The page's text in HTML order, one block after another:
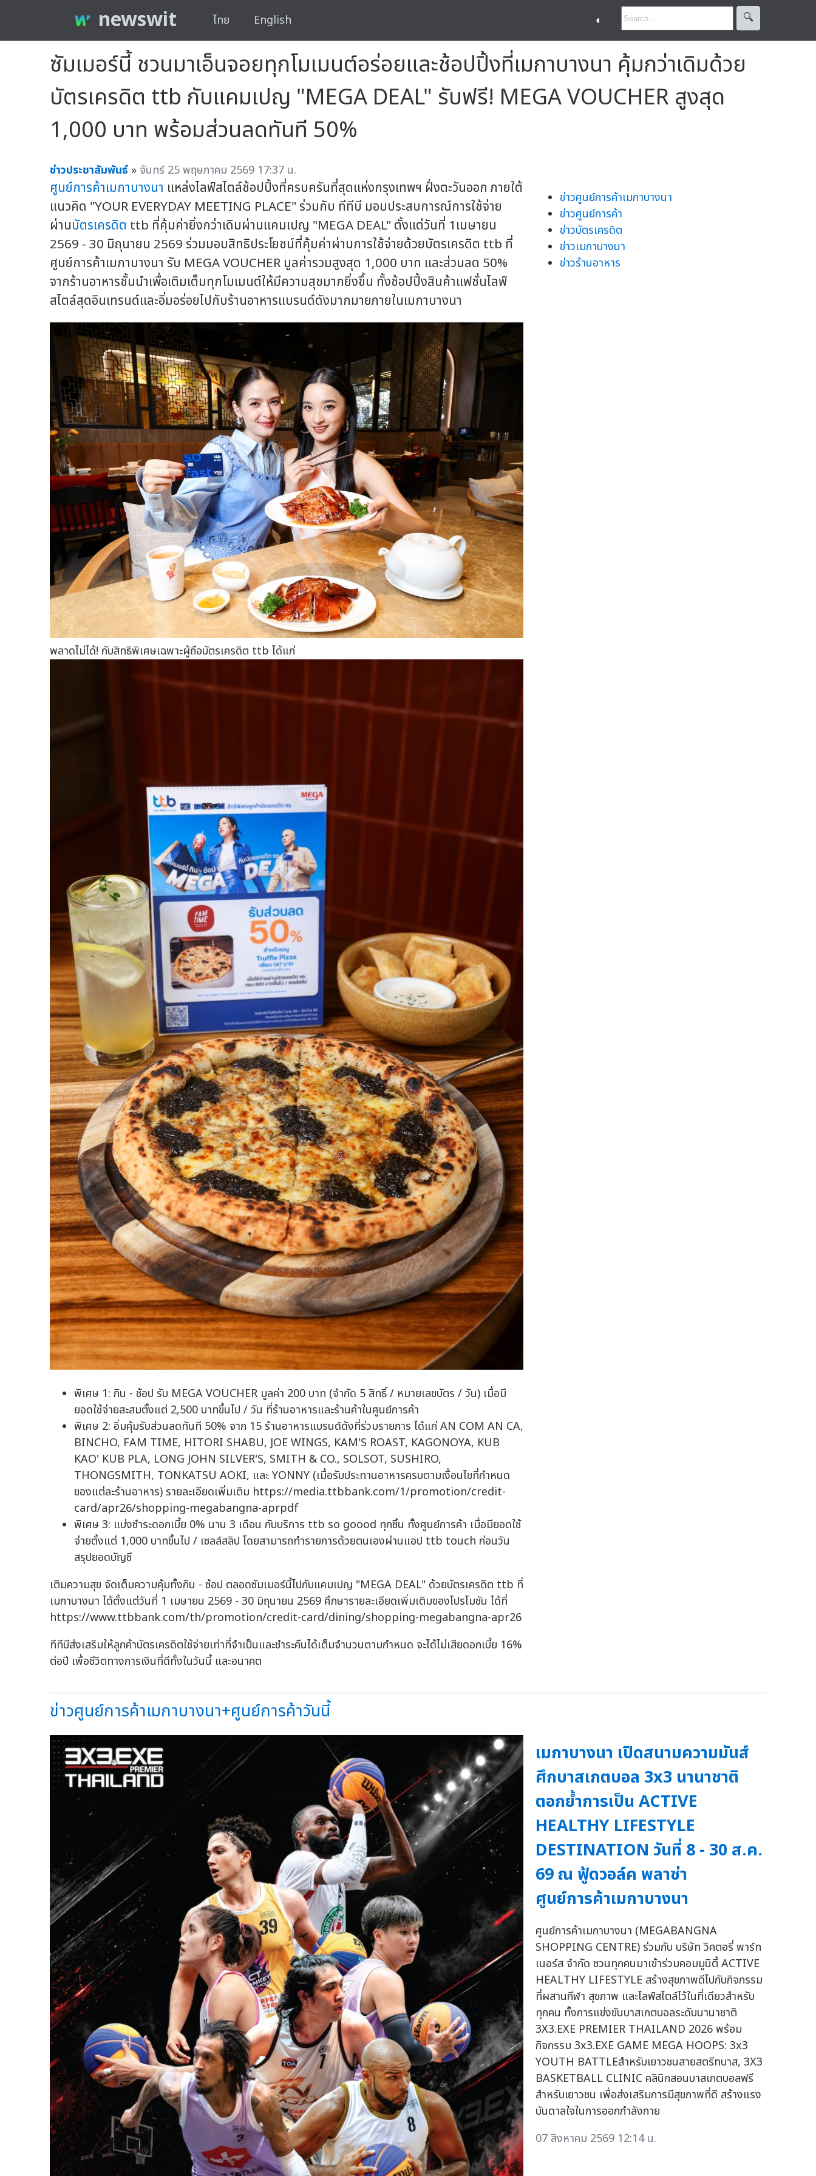
newswit ไทย English ◐ 🔍︎
ซัมเมอร์นี้ ชวนมาเอ็นจอยทุกโมเมนต์อร่อยและช้อปปิ้งที่เมกาบางนา คุ้มกว่าเดิมด้วย
บัตรเครดิต ttb กับแคมเปญ "MEGA DEAL" รับฟรี! MEGA VOUCHER สูงสุด
1,000 บาท พร้อมส่วนลดทันที 50%
ข่าวประชาสัมพันธ์ » จันทร์ 25 พฤษภาคม 2569 17:37 น.
ศูนย์การค้าเมกาบางนา แหล่งไลฟ์สไตล์ช้อปปิ้งที่ครบครันที่สุดแห่งกรุงเทพฯ ฝั่งตะวันออก ภายใต้
แนวคิด "YOUR EVERYDAY MEETING PLACE" ร่วมกับ ทีทีบี มอบประสบการณ์การใช้จ่าย
ผ่านบัตรเครดิต ttb ที่คุ้มค่ายิ่งกว่าเดิมผ่านแคมเปญ "MEGA DEAL" ตั้งแต่วันที่ 1เมษายน
2569 - 30 มิถุนายน 2569 ร่วมมอบสิทธิประโยชน์ที่คุ้มค่าผ่านการใช้จ่ายด้วยบัตรเครดิต ttb ที่
ศูนย์การค้าเมกาบางนา รับ MEGA VOUCHER มูลค่ารวมสูงสุด 1,000 บาท และส่วนลด 50%
จากร้านอาหารชั้นนำเพื่อเติมเต็มทุกโมเมนต์ให้มีความสุขมากยิ่งขึ้น ทั้งช้อปปิ้งสินค้าแฟชั่นไลฟ์
สไตล์สุดอินเทรนด์และอิ่มอร่อยไปกับร้านอาหารแบรนด์ดังมากมายภายในเมกาบางนา
พลาดไม่ได้! กับสิทธิพิเศษเฉพาะผู้ถือบัตรเครดิต ttb ได้แก่
พิเศษ 1: กิน - ช้อป รับ MEGA VOUCHER มูลค่า 200 บาท (จำกัด 5 สิทธิ์ / หมายเลขบัตร / วัน) เมื่อมี
ยอดใช้จ่ายสะสมตั้งแต่ 2,500 บาทขึ้นไป / วัน ที่ร้านอาหารและร้านค้าในศูนย์การค้า
พิเศษ 2: อิ่มคุ้มรับส่วนลดทันที 50% จาก 15 ร้านอาหารแบรนด์ดังที่ร่วมรายการ ได้แก่ AN COM AN CA,
BINCHO, FAM TIME, HITORI SHABU, JOE WINGS, KAM'S ROAST, KAGONOYA, KUB
KAO' KUB PLA, LONG JOHN SILVER'S, SMITH & CO., SOLSOT, SUSHIRO,
THONGSMITH, TONKATSU AOKI, และ YONNY (เมื่อรับประทานอาหารครบตามเงื่อนไขที่กำหนด
ของแต่ละร้านอาหาร) รายละเอียดเพิ่มเติม https://media.ttbbank.com/1/promotion/credit-
card/apr26/shopping-megabangna-aprpdf
พิเศษ 3: แบ่งชำระดอกเบี้ย 0% นาน 3 เดือน กับบริการ ttb so goood ทุกชิ้น ทั้งศูนย์การค้า เมื่อมียอดใช้
จ่ายตั้งแต่ 1,000 บาทขึ้นไป / เซลล์สลิป โดยสามารถทำรายการด้วยตนเองผ่านแอป ttb touch ก่อนวัน
สรุปยอดบัญชี
เติมความสุข จัดเต็มความคุ้มทั้งกิน - ช้อป ตลอดซัมเมอร์นี้ไปกับแคมเปญ "MEGA DEAL" ด้วยบัตรเครดิต ttb ที่
เมกาบางนา ได้ตั้งแต่วันที่ 1 เมษายน 2569 - 30 มิถุนายน 2569 ศึกษารายละเอียดเพิ่มเติมของโปรโมชัน ได้ที่
https://www.ttbbank.com/th/promotion/credit-card/dining/shopping-megabangna-apr26
ทีทีบีส่งเสริมให้ลูกค้าบัตรเครดิตใช้จ่ายเท่าที่จำเป็นและชำระคืนได้เต็มจำนวนตามกำหนด จะได้ไม่เสียดอกเบี้ย 16%
ต่อปี เพื่อชีวิตทางการเงินที่ดีทั้งในวันนี้ และอนาคต
ข่าวศูนย์การค้าเมกาบางนา
ข่าวศูนย์การค้า
ข่าวบัตรเครดิต
ข่าวเมกาบางนา
ข่าวร้านอาหาร
ข่าวศูนย์การค้าเมกาบางนา+ศูนย์การค้าวันนี้
เมกาบางนา เปิดสนามความมันส์
ศึกบาสเกตบอล 3x3 นานาชาติ
ตอกย้ำการเป็น ACTIVE
HEALTHY LIFESTYLE
DESTINATION วันที่ 8 - 30 ส.ค.
69 ณ ฟู้ดวอล์ค พลาซ่า
ศูนย์การค้าเมกาบางนา
ศูนย์การค้าเมกาบางนา (MEGABANGNA
SHOPPING CENTRE) ร่วมกับ บริษัท วิคตอรี่ พาร์ท
เนอร์ส จำกัด ชวนทุกคนมาเข้าร่วมคอมมูนิตี้ ACTIVE
HEALTHY LIFESTYLE สร้างสุขภาพดีไปกับกิจกรรม
ที่ผสานกีฬา สุขภาพ และไลฟ์สไตล์ไว้ในที่เดียวสำหรับ
ทุกคน ทั้งการแข่งขันบาสเกตบอลระดับนานาชาติ
3X3.EXE PREMIER THAILAND 2026 พร้อม
กิจกรรม 3x3.EXE GAME MEGA HOOPS: 3x3
YOUTH BATTLEสำหรับเยาวชนสายสตรีทบาส, 3X3
BASKETBALL CLINIC คลินิกสอนบาสเกตบอลฟรี
สำหรับเยาวชน เพื่อส่งเสริมการมีสุขภาพที่ดี สร้างแรง
บันดาลใจในการออกกำลังกาย
07 สิงหาคม 2569 12:14 น.